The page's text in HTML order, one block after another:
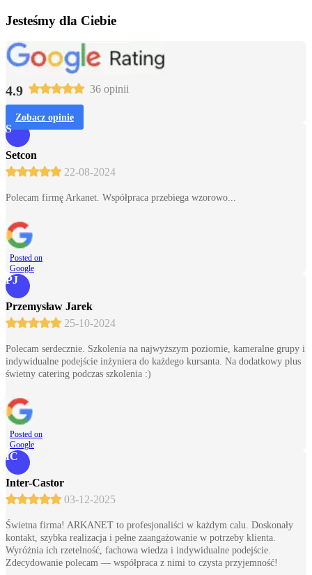
Jesteśmy dla Ciebie
4.9 36 opinii
Zobacz opinie
S
Setcon
22-08-2024
Polecam firmę Arkanet. Współpraca przebiega wzorowo...
Posted on
Google
PJ
Przemysław Jarek
25-10-2024
Polecam serdecznie. Szkolenia na najwyższym poziomie, kameralne grupy i
indywidualne podejście inżyniera do każdego kursanta. Na dodatkowy plus
świetny catering podczas szkolenia :)
Posted on
Google
IC
Inter-Castor
03-12-2025
Świetna firma! ARKANET to profesjonaliści w każdym calu. Doskonały
kontakt, szybka realizacja i pełne zaangażowanie w potrzeby klienta.
Wyróżnia ich rzetelność, fachowa wiedza i indywidualne podejście.
Zdecydowanie polecam — współpraca z nimi to czysta przyjemność!